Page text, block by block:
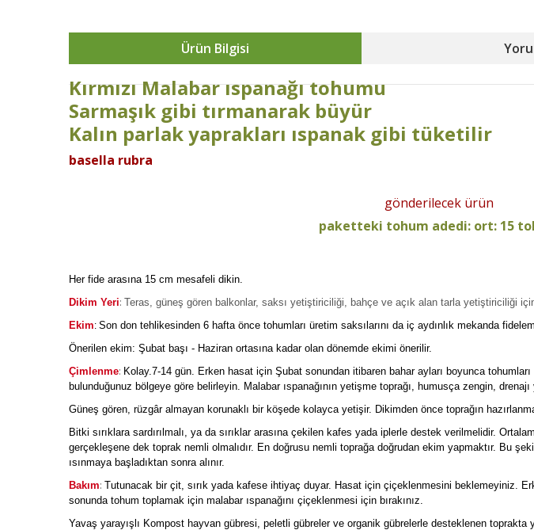
Ürün Bilgisi
Kırmızı Malabar ıspanağı tohumu
Sarmaşık gibi tırmanarak büyür
Kalın parlak yaprakları ıspanak gibi tüketilir
basella rubra
gönderilecek ürün
paketteki tohum adedi: ort: 15
Her fide arasına 15 cm mesafeli dikin.
Dikim Yeri: Teras, güneş gören balkonlar, saksı yetiştiriciliği, bahçe ve açık alan tarla yetiştiriciliği
Ekim: Son don tehlikesinden 6 hafta önce tohumları üretim saksılarını da iç aydınlık mekanda
Önerilen ekim: Şubat başı - Haziran ortasına kadar olan dönemde ekimi önerilir.
Çimlenme: Kolay.7-14 gün. Erken hasat için Şubat sonundan itibaren bahar ayları boyunca
bulunduğunuz bölgeye göre belirleyin. Malabar ıspanağının yetişme toprağı, humusça zengin,
Güneş gören, rüzgâr almayan korunaklı bir köşede kolayca yetişir. Dikimden önce toprağın
Bitki sırıklara sardırılmalı, ya da sırıklar arasına çekilen kafes yada iplerle destek verilmelidir.
gerçekleşene dek toprak nemli olmalıdır. En doğrusu nemli toprağa doğrudan ekim yapmaktır. Bu
ısınmaya başladıktan sonra alınır.
Bakım: Tutunacak bir çit, sırık yada kafese ihtiyaç duyar. Hasat için çiçeklenmesini beklemeyiniz.
sonunda tohum toplamak için malabar ıspanağını çiçeklenmesi için bırakınız.
Yavaş yarayışlı Kompost hayvan gübresi, peletli gübreler ve organik gübrelerle desteklenen toprakta